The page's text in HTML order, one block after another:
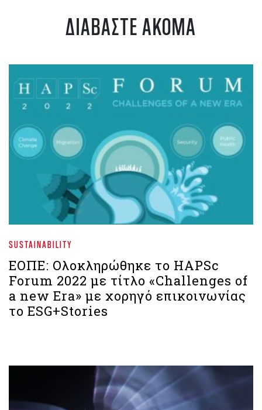
ΔΙΑΒΑΣΤΕ ΑΚΟΜΑ
SUSTAINABILITY
ΕΟΠΕ: Ολοκληρώθηκε το HAPSc
Forum 2022 με τίτλο «Challenges of
a new Era» με χορηγό επικοινωνίας
το ESG+Stories